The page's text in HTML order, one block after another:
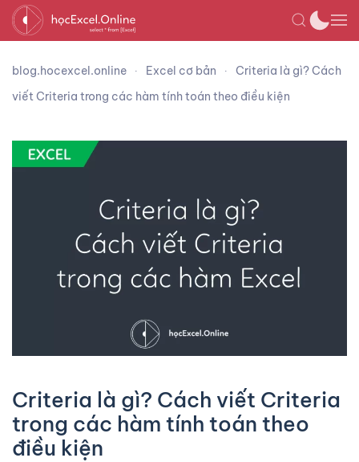
blog.hocexcel.online Excel cơ bản
Criteria là gì? Cách
viết Criteria trong các hàm tính toán theo điều kiện
Criteria là gì? Cách viết Criteria
trong các hàm tính toán theo
điều kiện